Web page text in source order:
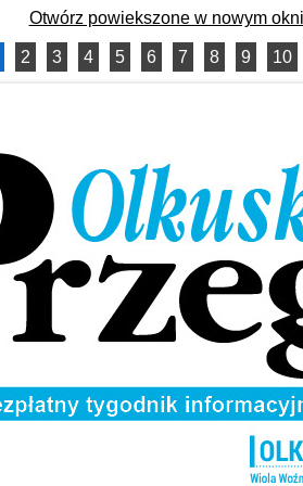
Otwórz powiekszone w nowym
2 3 4 5 6 7 8 9 10